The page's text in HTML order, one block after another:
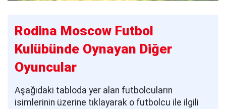
Rodina Moscow Futbol
Kulübünde Oynayan Diğer
Oyuncular
Aşağıdaki tabloda yer alan futbolcuların
isimlerinin üzerine tıklayarak o futbolcu ile ilgili